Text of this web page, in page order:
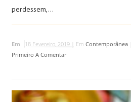
perdessem,...
Em 18 Fevereiro, 2019 | Em Contemporânea|
Primeiro A Comentar